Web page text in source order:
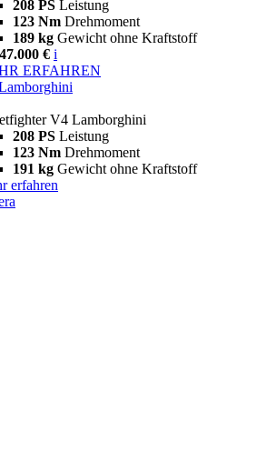
208 PS Leistung
123 Nm Drehmoment
189 kg Gewicht ohne Kraftstoff
€ i
ERFAHREN
V4 Lamborghini
208 PS Leistung
123 Nm Drehmoment
191 kg Gewicht ohne Kraftstoff
erfahren